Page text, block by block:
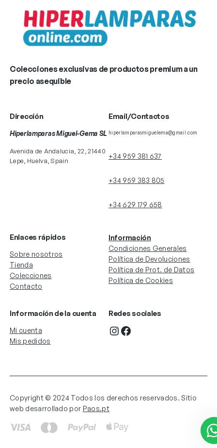
Colecciones exclusivas de productos premium a un
precio asequible
Dirección
Hiperlamparas Miguel-Gema SL
Avenida de Andalucia, 22, 21440
Lepe, Huelva, Spain
Email/Contactos
hiperlamparasmiguelema@gmail.com
+34 959 381 637
+34 959 383 805
+34 629 179 658
Enlaces rápidos
Sobre nosotros
Tienda
Colecciones
Contacto
Información
Condiciones Generales
Política de Devoluciones
Política de Prot. de Datos
Política de Cookies
Información de la cuenta
Mi cuenta
Mis pedidos
Redes sociales
InstagramFacebook
Copyright © 2024 Todos los derechos reservados. Sitio
web desarrollado por Paos.pt